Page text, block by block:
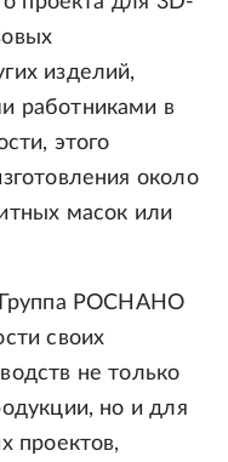
изделий,
работниками в
этого
около
масок или
Группа РОСНАНО
своих
не только
но и для
проектов,